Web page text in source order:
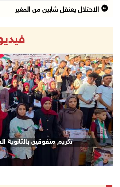
الاحتلال يعتقل شابين من المغير
وزير الداخلية يبحث مع مكافحة
06/آب/2026 10:01 م
رئيس بلدية الخليل يطلع وفدا
06/آب/2026 09:59 م
06/آب/2026 09:17 م
إصابة مسن بجروح ورضوض إثر
06/آب/2026 09:13 م
ورشة توصي بخطة عاجلة لاستعادة
تكريم متفوقين
Next